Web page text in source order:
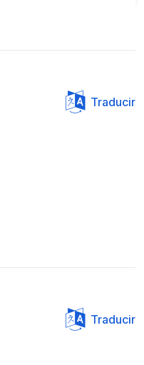
Traducir
Traducir